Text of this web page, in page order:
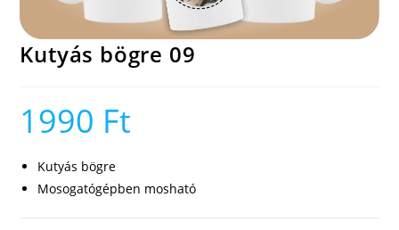
Kutyás bögre 09
1990 Ft
Kutyás bögre
Mosogatógépben mosható